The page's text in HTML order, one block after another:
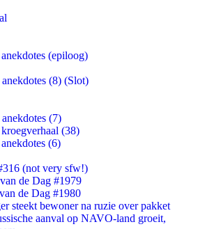
(epiloog)
(8) (Slot)
(7)
(38)
(6)
(not very sfw!)
de Dag #1979
de Dag #1980
steekt bewoner na ruzie over pakket
aanval op NAVO-land groeit,